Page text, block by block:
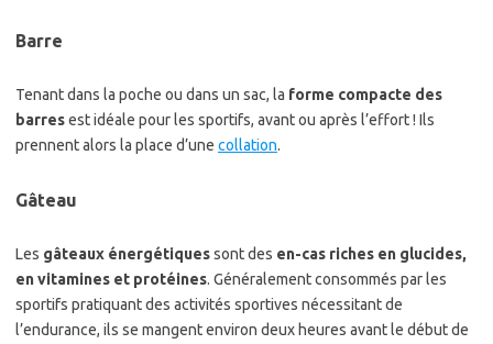
Barre
Tenant dans la poche ou dans un sac, la forme compacte des
barresest idéale pour les sportifs, avant ou après l’effort ! Ils
prennent alors la place d’une collation.
Gâteau
Les gâteaux énergétiquessont des en-cas riches en glucides,
en vitamines et protéines. Généralement consommés par les
sportifs pratiquant des activités sportives nécessitant de
l’endurance, ils se mangent environ deux heures avant le début de